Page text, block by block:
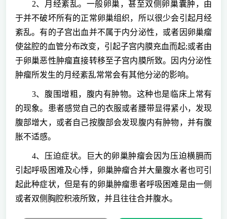
2、月经紊乱。一般卵巢，甚至双侧卵巢囊肿，由
于并不破坏所有的正常卵巢组织，所以很少会引起月经
紊乱。有的子宫出血并不属于内分泌性，或者因卵巢瘤
使盆腔的血管分布改变，引起子宫内膜充血而起;或者由
于卵巢恶性肿瘤直接转移至子宫内膜所致。因内分泌性
肿瘤所发生的月经紊乱常常会有其他分泌的影响。
3、腹围增粗，腹内有肿物。这种也是临床上常有
的现象。患者感觉自己的衣服或者腰带显得紧小，发现
腹部增大，或者自己按腹部会发现腹内有肿物，并有腹
胀不适感。
4、压迫症状。巨大的卵巢肿瘤会因为压迫横膈而
引起呼吸困难及心悸，卵巢肿瘤合并大量腹水者也可引
起此种症状，但是有的卵巢肿瘤患者呼吸困难是由一侧
或者双侧胸腔积液所致，并且往往合并腹水。